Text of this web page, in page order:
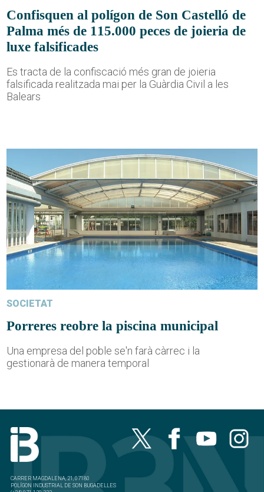
Confisquen al polígon de Son Castelló de
Palma més de 115.000 peces de joieria de
luxe falsificades
Es tracta de la confiscació més gran de joieria
falsificada realitzada mai per la Guàrdia Civil a les
Balears
SOCIETAT
Porreres reobre la piscina municipal
Una empresa del poble se'n farà càrrec i la
gestionarà de manera temporal
CARRER MAGDALENA, 21, 07180
POLÍGON INDUSTRIAL DE SON BUGADELLES